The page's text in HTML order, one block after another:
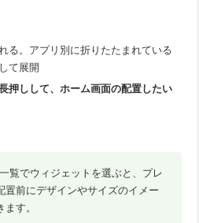
る。アプリ別に折りたたまれている
て展開
押しして、ホーム画面の配置したい
覧でウィジェットを選ぶと、プレ
置前にデザインやサイズのイメー
す。